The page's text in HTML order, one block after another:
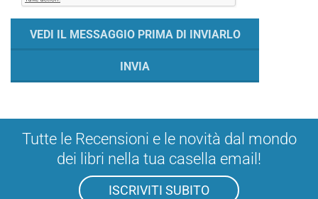
Tutte le Recensioni e le novità dal mondo
dei libri nella tua casella email!
ISCRIVITI SUBITO